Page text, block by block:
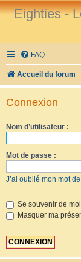
Eighties -
FAQ
Accueil du forum
Connexion
Nom d’utilisateur :
Mot de passe :
J’ai oublié mon mot
Se souvenir de moi
Masquer ma